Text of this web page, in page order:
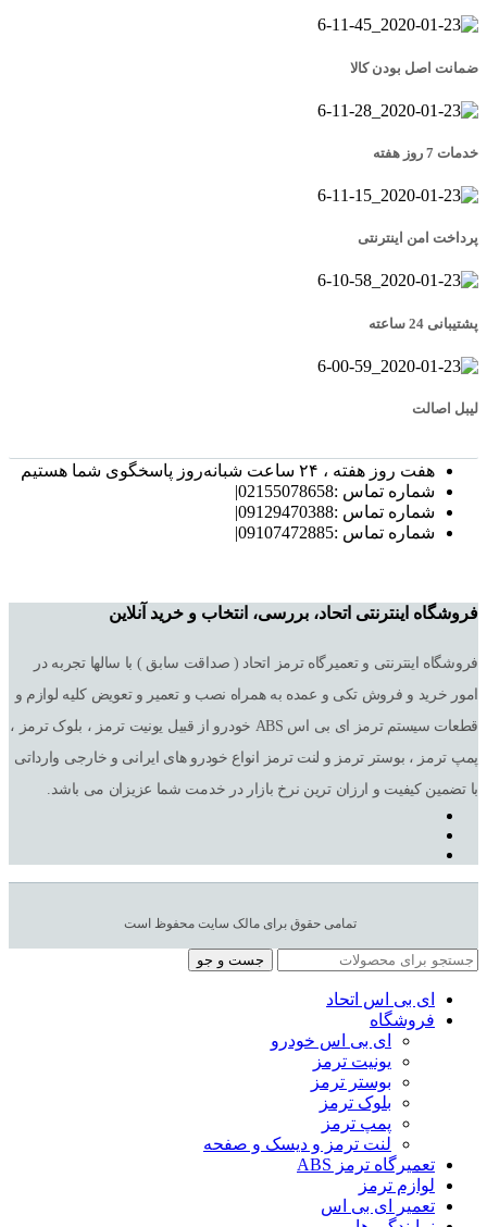
ضمانت اصل بودن کالا
خدمات 7 روز هفته
پرداخت امن اینترنتی
پشتیبانی 24 ساعته
لیبل اصالت
هفت روز هفته ، ۲۴ ساعت شبانه‌روز پاسخگوی شما هستیم
شماره تماس :02155078658|
شماره تماس :09129470388|
شماره تماس :09107472885|
فروشگاه اینترنتی اتحاد، بررسی، انتخاب و خرید آنلاین
فروشگاه اینترنتی و تعمیرگاه ترمز اتحاد ( صداقت سابق ) با سالها تجربه در
امور خرید و فروش تکی و عمده به همراه نصب و تعمیر و تعویض کلیه لوازم و
قطعات سیستم ترمز ای بی اس ABS خودرو از قبیل یونیت ترمز ، بلوک ترمز ،
پمپ ترمز ، بوستر ترمز و لنت ترمز انواع خودرو های ایرانی و خارجی وارداتی
با تضمین کیفیت و ارزان ترین نرخ بازار در خدمت شما عزیزان می باشد.
تمامی حقوق برای مالک سایت محفوظ است
جست و جو
ای بی اس اتحاد
فروشگاه
ای بی اس خودرو
یونیت ترمز
بوستر ترمز
بلوک ترمز
پمپ ترمز
لنت ترمز و دیسک و صفحه
تعمیرگاه ترمز ABS
لوازم ترمز
تعمیر ای بی اس